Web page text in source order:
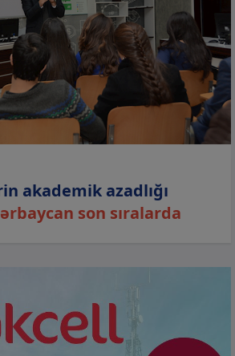
akademik azadlığı
son sıralarda